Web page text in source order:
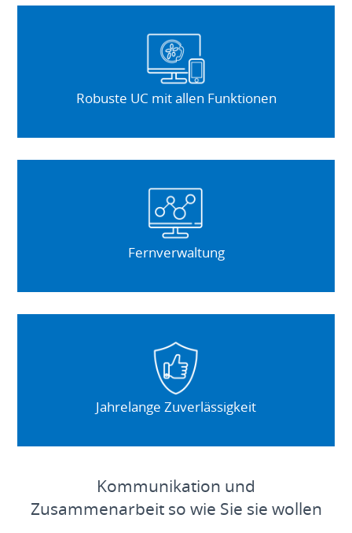
Robuste UC mit allen Funktionen
Fernverwaltung
Jahrelange Zuverlässigkeit
Kommunikation und
Zusammenarbeit so wie Sie sie wollen